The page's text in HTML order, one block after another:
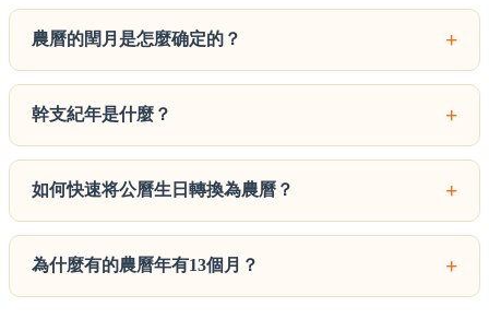
農曆的閏月是怎麼确定的？ +
幹支紀年是什麼？ +
如何快速将公曆生日轉換為農曆？ +
為什麼有的農曆年有13個月？ +